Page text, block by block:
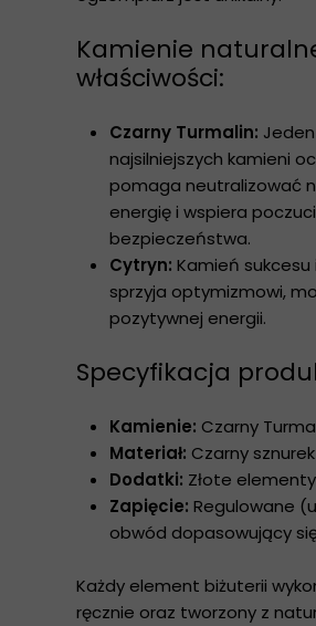
Kamienie
właściwości:
Czarny Turmalin:
najsilniejszych kamieni
pomaga neutralizować
energię i wspiera
bezpieczeństwa.
Cytryn: Kamień
sprzyja optymizmowi,
pozytywnej energii.
Specyfikacja
Kamienie: Czarny
Materiał: Czarny sznurek
Dodatki: Złote elementy
Zapięcie: Regulowane
obwód dopasowujący
Każdy element biżuterii
ręcznie oraz tworzony z